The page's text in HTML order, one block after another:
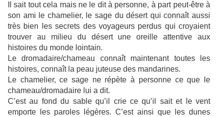
Il sait tout cela mais ne le dit à personne, à part peut-être à
son ami le chamelier, le sage du désert qui connaît aussi
très bien les secrets des voyageurs perdus qui croyaient
trouver au milieu du désert une oreille attentive aux
histoires du monde lointain.
Le dromadaire/chameau connaît maintenant toutes les
histoires, connaît la peau juteuse des mandarines.
Le chamelier, ce sage ne répète à personne ce que le
chameau/dromadaire lui a dit.
C’est au fond du sable qu’il crie ce qu’il sait et le vent
emporte les paroles légères. C’est ainsi que les dunes